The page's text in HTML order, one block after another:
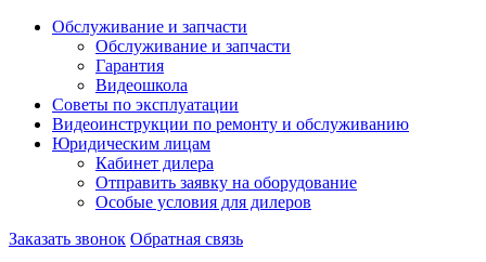
Обслуживание и запчасти
Обслуживание и запчасти
Гарантия
Видеошкола
Советы по эксплуатации
Видеоинструкции по ремонту и обслуживанию
Юридическим лицам
Кабинет дилера
Отправить заявку на оборудование
Особые условия для дилеров
Заказать звонок Обратная связь